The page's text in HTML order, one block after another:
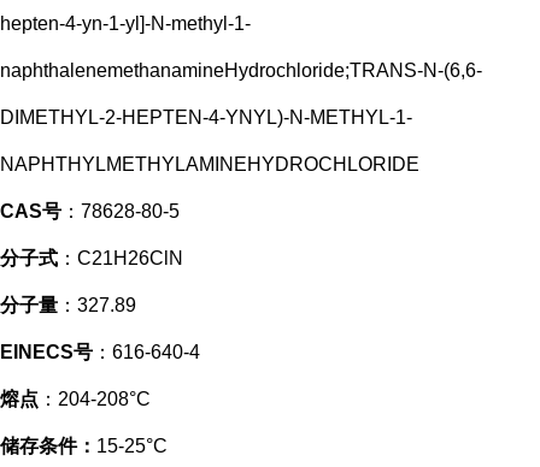
hepten-4-yn-1-yl]-N-methyl-1-
naphthalenemethanamineHydrochloride;TRANS-N-(6,6-
DIMETHYL-2-HEPTEN-4-YNYL)-N-METHYL-1-
NAPHTHYLMETHYLAMINEHYDROCHLORIDE
CAS号 ：78628-80-5
分子式 ：C21H26ClN
分子量 ：327.89
EINECS号 ：616-640-4
熔点 ：204-208°C
储存条件： 15-25°C